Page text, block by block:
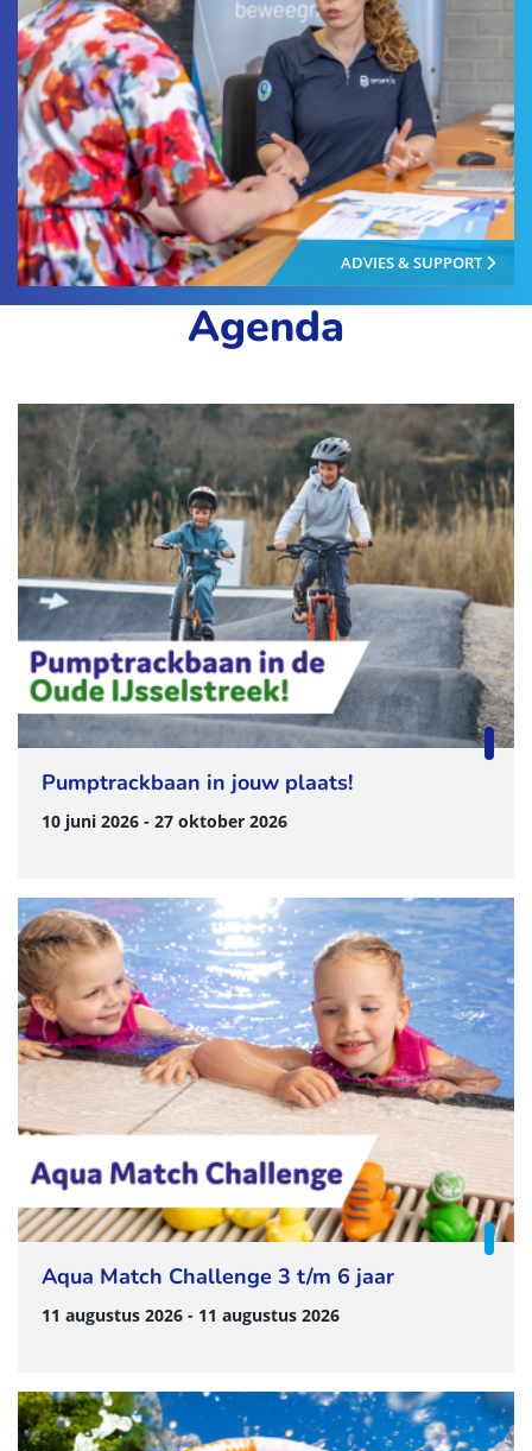
ADVIES & SUPPORT
Agenda
Pumptrackbaan in jouw plaats!
10 juni 2026 - 27 oktober 2026
Aqua Match Challenge 3 t/m 6 jaar
11 augustus 2026 - 11 augustus 2026